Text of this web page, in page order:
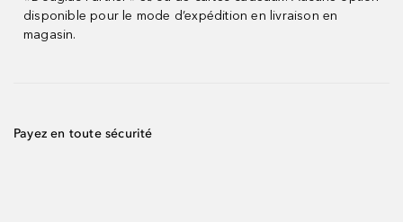
disponible pour le mode d’expédition en livraison en
magasin.
Payez en toute sécurité